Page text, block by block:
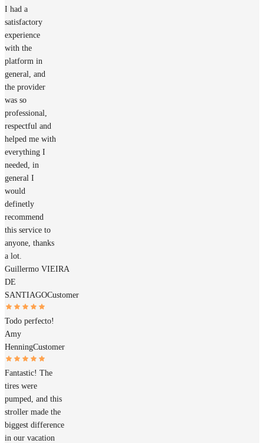
I had a
satisfactory
experience
with the
platform in
general, and
the provider
was so
professional,
respectful and
helped me with
everything I
needed, in
general I
would
definetly
recommend
this service to
anyone, thanks
a lot.
Guillermo VIEIRA
DE
SANTIAGOCustomer
Todo perfecto!
Amy
HenningCustomer
Fantastic! The
tires were
pumped, and this
stroller made the
biggest difference
in our vacation